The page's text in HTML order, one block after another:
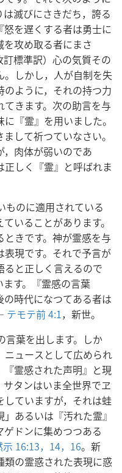
滅びにさきだち，誇る
を遅くする者は勇士に
攻め取る者にまさ
訂標準訳）心の気質その
。しかし，人が自制を失
ように，それの持つ力
きます。次の助言を与
『霊』を用いました。
して祈つていなさい。
肉体が弱いのであ
しく『霊』と呼ばれま
ものに適用されている
いることがあります。
きです。神が霊感を与
現です。それで予言が
ると正しく言えるので
す。『霊感の言葉
の時代になつてある者は
テモテ前 4:1 ，新世。
言葉を出します。しか
ニュースとして広められ
霊感された声明』と現
タンはいま全世界でヱ
ていますが，それは蛙
あるいは『汚れた霊』
ドンに集めつつある
示 16:13，14， 16。新
の霊惑された表現に惑